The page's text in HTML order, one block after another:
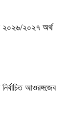
২০২৬/২০২৭ অর্থ
আওরঙ্গজেব